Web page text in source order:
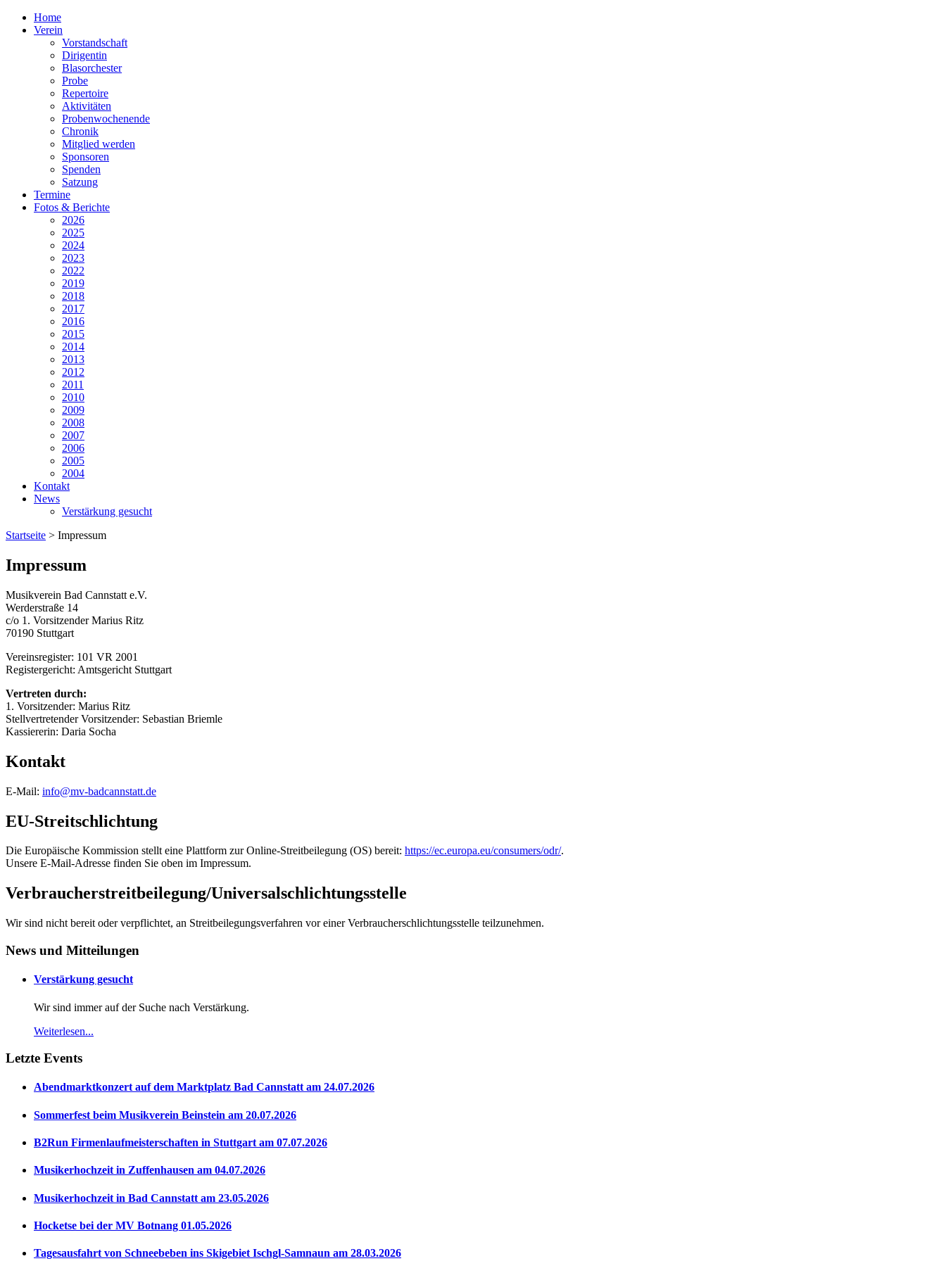
Home
Verein
Vorstandschaft
Dirigentin
Blasorchester
Probe
Repertoire
Aktivitäten
Probenwochenende
Chronik
Mitglied werden
Sponsoren
Spenden
Satzung
Termine
Fotos & Berichte
2026
2025
2024
2023
2022
2019
2018
2017
2016
2015
2014
2013
2012
2011
2010
2009
2008
2007
2006
2005
2004
Kontakt
News
Verstärkung gesucht
Startseite > Impressum
Impressum
Musikverein Bad Cannstatt e.V.
Werderstraße 14
c/o 1. Vorsitzender Marius Ritz
70190 Stuttgart
Vereinsregister: 101 VR 2001
Registergericht: Amtsgericht Stuttgart
Vertreten durch:
1. Vorsitzender: Marius Ritz
Stellvertretender Vorsitzender: Sebastian Briemle
Kassiererin: Daria Socha
Kontakt
E-Mail: info@mv-badcannstatt.de
EU-Streitschlichtung
Die Europäische Kommission stellt eine Plattform zur Online-Streitbeilegung (OS) bereit: https://ec.europa.eu/consumers/odr/.
Unsere E-Mail-Adresse finden Sie oben im Impressum.
Verbraucher­streit­beilegung/Universal­schlichtungs­stelle
Wir sind nicht bereit oder verpflichtet, an Streitbeilegungsverfahren vor einer Verbraucherschlichtungsstelle teilzunehmen.
News und Mitteilungen
Verstärkung gesucht
Wir sind immer auf der Suche nach Verstärkung.
Weiterlesen...
Letzte Events
Abendmarktkonzert auf dem Marktplatz Bad Cannstatt am 24.07.2026
Sommerfest beim Musikverein Beinstein am 20.07.2026
B2Run Firmenlaufmeisterschaften in Stuttgart am 07.07.2026
Musikerhochzeit in Zuffenhausen am 04.07.2026
Musikerhochzeit in Bad Cannstatt am 23.05.2026
Hocketse bei der MV Botnang 01.05.2026
Tagesausfahrt von Schneebeben ins Skigebiet Ischgl-Samnaun am 28.03.2026